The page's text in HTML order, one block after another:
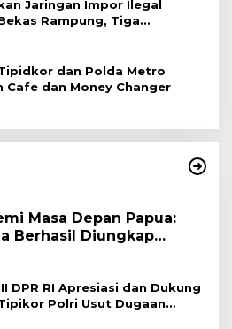
Jaringan Impor Ilegal
Rampung, Tiga
Sudah P-21 dan Satu Buron
dan Polda Metro
Cafe dan Money Changer
Masa Depan Papua:
Berhasil Diungkap
DPR RI Apresiasi dan Dukung
Polri Usut Dugaan
Bara